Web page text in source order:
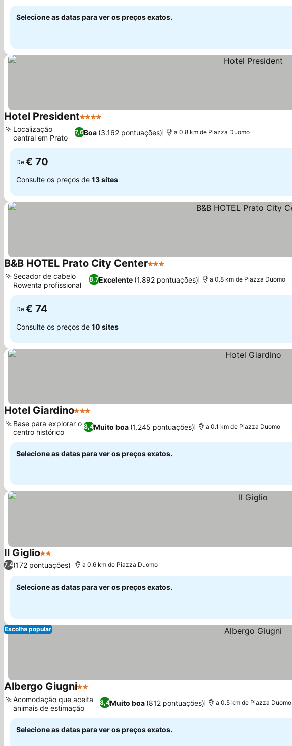
Selecione as datas para ver os preços exatos.
Hotel President4 Estrelas
7,6Boa (3.162 pontuações)
Localização
central em Prato
a 0.8 km de Piazza Duomo
De € 70
Consulte os preços de 13 sites
B&B HOTEL Prato City Center3 Estrelas
8,7Excelente (1.892 pontuações)
Secador de cabelo
Rowenta profissional
a 0.8 km de Piazza Duomo
De € 74
Consulte os preços de 10 sites
Hotel Giardino3 Estrelas
8,4Muito boa (1.245 pontuações)
Base para explorar o
centro histórico
a 0.1 km de Piazza Duomo
Selecione as datas para ver os preços exatos.
Il Giglio2 Estrelas
7,4(172 pontuações) a 0.6 km de Piazza Duomo
Selecione as datas para ver os preços exatos.
Escolha popular
Albergo Giugni2 Estrelas
8,4Muito boa (812 pontuações)
Acomodação que aceita
animais de estimação
a 0.5 km de Piazza Duomo
Selecione as datas para ver os preços exatos.